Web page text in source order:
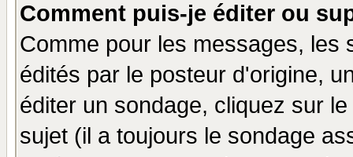
Comment puis-je éditer ou
Comme pour les messages, les
édités par le posteur d'origine,
éditer un sondage, cliquez sur
sujet (il a toujours le sondage